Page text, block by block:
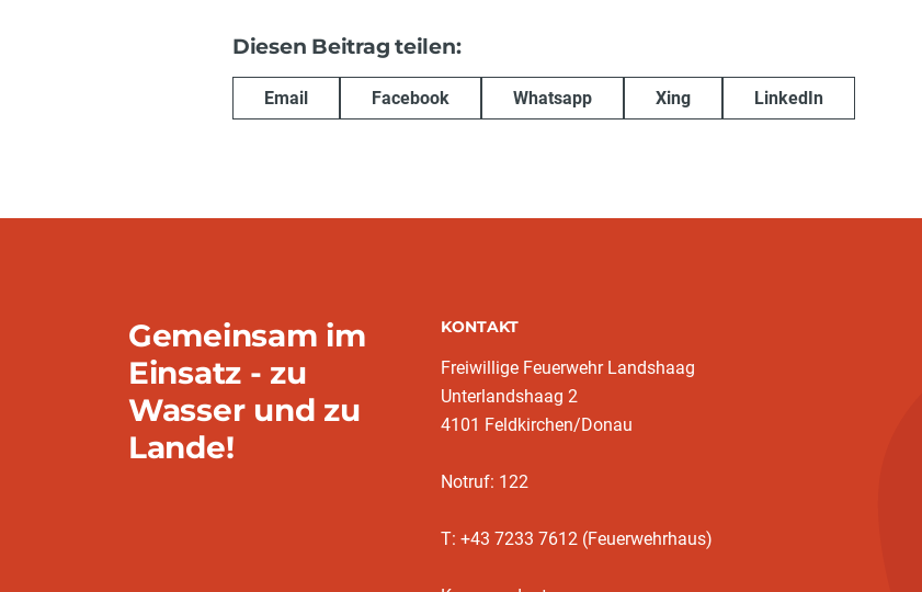
Diesen Beitrag teilen:
Email Facebook Whatsapp Xing LinkedIn
Gemeinsam im
Einsatz - zu
Wasser und zu
Lande!
KONTAKT
Freiwillige Feuerwehr Landshaag
Unterlandshaag 2
4101 Feldkirchen/Donau
Notruf: 122
T: +43 7233 7612 (Feuerwehrhaus)